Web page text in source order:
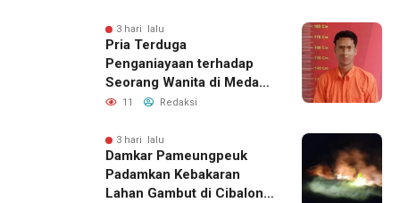
3 hari lalu
Pria Terduga
Penganiayaan terhadap
Seorang Wanita di Medan
Ditangkap Polisi
11 Redaksi
3 hari lalu
Damkar Pameungpeuk
Padamkan Kebakaran
Lahan Gambut di Cibalong,